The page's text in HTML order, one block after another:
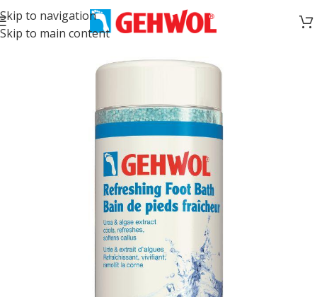
Skip to navigation
Skip to main content